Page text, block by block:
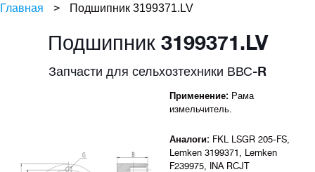
Главная > Подшипник 3199371.LV
Подшипник 3199371.LV
Запчасти для сельхозтехники ВВС-R
Применение: Рама
измельчитель.
Аналоги: FKL LSGR 205-FS,
Lemken 3199371, Lemken
F239975, INA RCJT